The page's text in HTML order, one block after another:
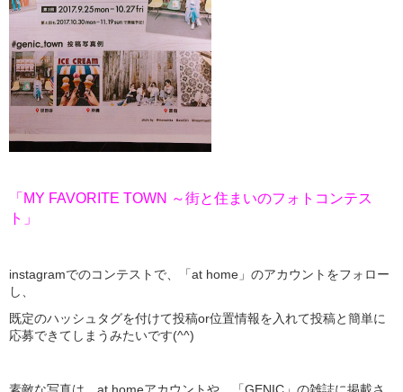
「MY FAVORITE TOWN ～街と住まいのフォトコンテス
ト」
instagramでのコンテストで、「at home」のアカウントをフォロー
し、
既定のハッシュタグを付けて投稿or位置情報を入れて投稿と簡単に
応募できてしまうみたいです(^^)